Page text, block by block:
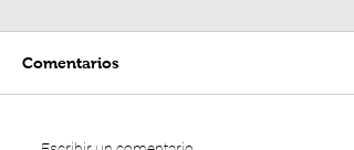
Comentarios